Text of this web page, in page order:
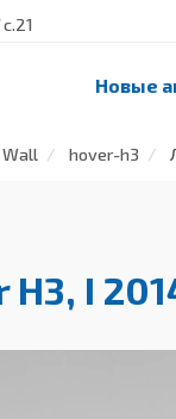
Новые
Wall hover-h3
H3, I